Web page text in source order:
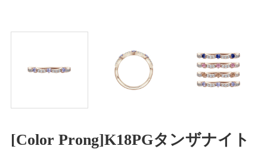
[Color Prong]K18PGタンザナイト